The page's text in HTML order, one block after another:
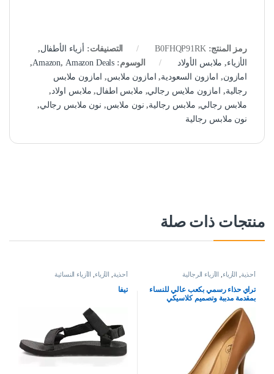
رمز المنتج: B0FHQP91RK التصنيفات: أزياء الأطفال,
الأزياء, ملابس الأولاد الوسوم: Amazon, Amazon Deals
,
امازون, امازون السعودية, امازون ملابس, امازون ملابس
رجالية, امازون ملايس رجالي, ملابس اطفال, ملابس اولاد ,
ملابس رجالي, ملابس رجالية, نون ملابس, نون ملابس رجالي,
نون ملابس رجالية
منتجات ذات صلة
أحذية الأزياء الأزياء الرجالية
تراي حذاء رسمي بكعب عالي للنساء
بمقدمة مدببة وتصميم كلاسيكي
مناسب للمكتب
أحذية الأزياء الأزياء النسائية
تيفا